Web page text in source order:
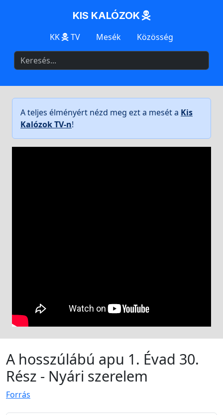
KIS KALÓZOK
KK TV Mesék Közösség
A teljes élményért nézd meg ezt a mesét a Kis
Kalózok TV-n!
A hosszúlábú apu 1. Évad 30.
Rész - Nyári szerelem
Forrás